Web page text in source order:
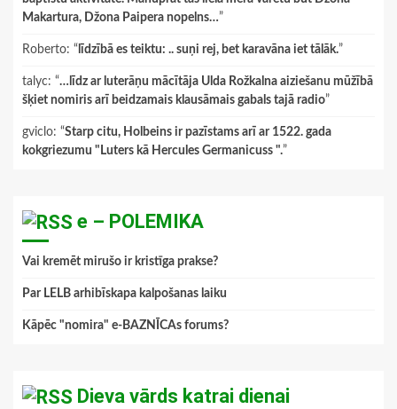
Makartura, Džona Paipera nopelns…”
Roberto: “ līdzībā es teiktu: .. suņi rej, bet karavāna iet tālāk.”
talyc: “…līdz ar luterāņu mācītāja Ulda Rožkalna aiziešanu mūžībā
šķiet nomiris arī beidzamais klausāmais gabals tajā radio”
gviclo: “Starp citu, Holbeins ir pazīstams arī ar 1522. gada
kokgriezumu "Luters kā Hercules Germanicuss ".”
e – POLEMIKA
Vai kremēt mirušo ir kristīga prakse?
Par LELB arhibīskapa kalpošanas laiku
Kāpēc "nomira" e-BAZNĪCAs forums?
Dieva vārds katrai dienai